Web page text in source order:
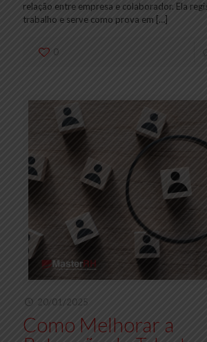
relação entre empresa e colaborador. Ela
trabalho e serve como prova em […]
0
20/01/2025
Como Melhorar a